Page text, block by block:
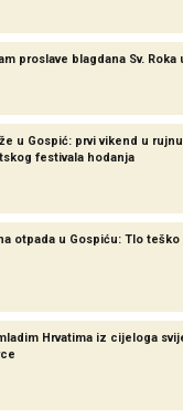
proslave blagdana Sv. Roka
u Gospić: prvi vikend u
festivala hodanja
otpada u Gospiću: Tlo
Hrvatima iz cijeloga